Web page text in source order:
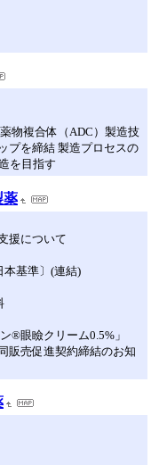
物複合体（ADC）製造技
プを締結 製造プロセスの
を目指す
薬
援について
本基準〕(連結)
®眼瞼クリーム0.5%」
販売促進契約締結のお知